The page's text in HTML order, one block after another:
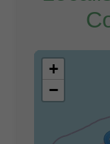
+
−